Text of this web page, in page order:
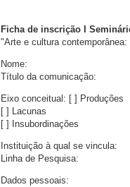
Ficha de inscrição I
"Arte e cultura
Nome:
Título da comunicação:
Eixo conceitual: [ ] Produções
[ ] Lacunas
[ ] Insubordinações
Instituição à qual se vincula:
Linha de Pesquisa:
Dados pessoais: